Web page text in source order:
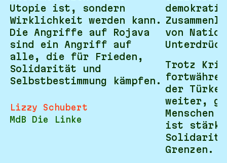
Utopie ist, sondern
Wirklichkeit werden kann.
Die Angriffe auf Rojava
sind ein Angriff auf
alle, die für Frieden,
Solidarität und
Selbstbestimmung kämpfen.
Lizzy Schubert
MdB Die Linke
von
Trotz
der
weiter,
Menschen
ist
Grenzen.